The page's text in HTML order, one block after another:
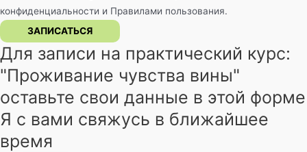
конфиденциальности и Правилами пользования.
ЗАПИСАТЬСЯ
Для записи на практический курс:
"Проживание чувства вины"​
оставьте свои данные в этой форме
Я с вами свяжусь в ближайшее
время